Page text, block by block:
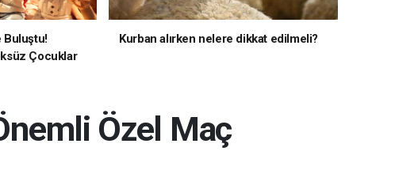
Buluştu!
Çocuklar
Kurban alırken nelere dikkat edilmeli?
Özel Maç